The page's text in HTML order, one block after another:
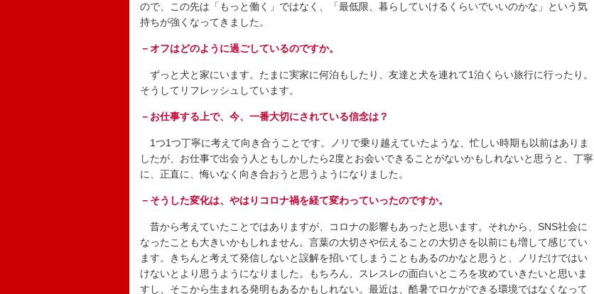
ので、この先は「もっと働く」ではなく、「最低限、暮らしていけるくらいでいいのかな」という気
持ちが強くなってきました。
－オフはどのように過ごしているのですか。
ずっと犬と家にいます。たまに実家に何泊もしたり、友達と犬を連れて1泊くらい旅行に行ったり。
そうしてリフレッシュしています。
－お仕事する上で、今、一番大切にされている信念は？
1つ1つ丁寧に考えて向き合うことです。ノリで乗り越えていたような、忙しい時期も以前はありま
したが、お仕事で出会う人ともしかしたら2度とお会いできることがないかもしれないと思うと、丁寧
に、正直に、悔いなく向き合おうと思うようになりました。
－そうした変化は、やはりコロナ禍を経て変わっていったのですか。
昔から考えていたことではありますが、コロナの影響もあったと思います。それから、SNS社会に
なったことも大きいかもしれません。言葉の大切さや伝えることの大切さを以前にも増して感じてい
ます。きちんと考えて発信しないと誤解を招いてしまうこともあるのかなと思うと、ノリだけではい
けないとより思うようになりました。もちろん、スレスレの面白いところを攻めていきたいと思いま
すし、そこから生まれる発明もあるかもしれない。最近は、酷暑でロケができる環境ではなくなって